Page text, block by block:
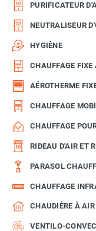
PURIFICATEUR
NEUTRALISEUR
HYGIÈNE
CHAUFFAGE FIXE
AÉROTHERME
CHAUFFAGE
CHAUFFAGE
RIDEAU D'AIR ET
PARASOL
CHAUFFAGE
CHAUDIÈRE À
VENTILO-